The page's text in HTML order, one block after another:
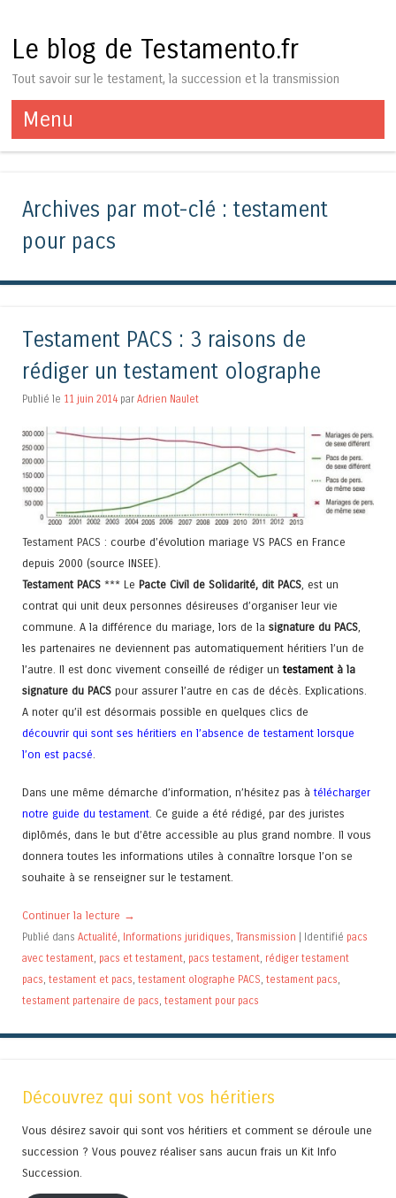
Le blog de Testamento.fr
Tout savoir sur le testament, la succession et la transmission
Menu
Aller au contenu
Archives par mot-clé : testament
pour pacs
Testament PACS : 3 raisons de
rédiger un testament olographe
Publié le 11 juin 2014 par Adrien Naulet
Testament PACS : courbe d’évolution mariage VS PACS en France
depuis 2000 (source INSEE).
Testament PACS *** Le Pacte Civil de Solidarité, dit PACS , est un
contrat qui unit deux personnes désireuses d’organiser leur vie
commune. A la différence du mariage, lors de la signature du PACS
les partenaires ne deviennent pas automatiquement héritiers l’un de
l’autre. Il est donc vivement conseillé de rédiger untestament à la
signature du PACS pour assurer l’autre en cas de décès. Explications.
A noter qu’il est désormais possible en quelques clics de
découvrir qui sont ses héritiers en l’absence de testament lorsque
l’on est pacsé
Dans une même démarche d’information, n’hésitez pas àtélécharger
notre guide du testament. Ce guide a été rédigé, par des juristes
diplômés, dans le but d’être accessible au plus grand nombre. Il vous
donnera toutes les informations utiles à connaître lorsque l’on se
souhaite à se renseigner sur le testament.
Continuer la lecture →
Publié dans Actualité, Informations juridiques, Transmission Identifié pacs
avec testament, pacs et testament, pacs testament, rédiger testament
pacs, testament et pacs, testament olographe PACS, testament pacs,
testament partenaire de pacs, testament pour pacs
Découvrez qui sont vos héritiers
Vous désirez savoir qui sont vos héritiers et comment se déroule une
succession ? Vous pouvez réaliser sans aucun frais un Kit Info
Succession.